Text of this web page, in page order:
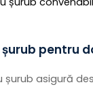
pentru
șurub asigură